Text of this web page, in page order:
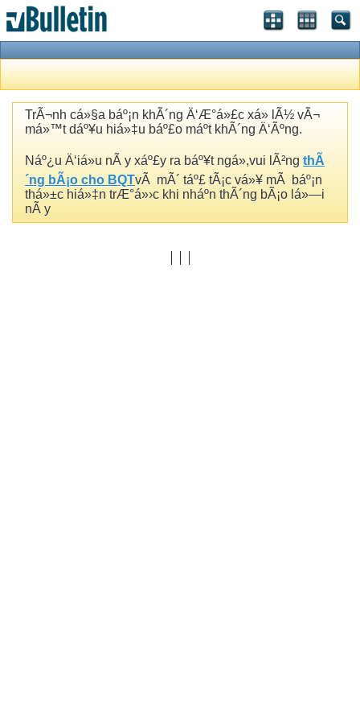
TrÃ¬nh cá»§a báº¡n khÃ´ng Ä‘Æ°á»£c xá»­ lÃ½ vÃ¬
má»™t dáº¥u hiá»‡u báº£o máº­t khÃ´ng Ä‘Ãºng.
Náº¿u Ä‘iá»u nÃ y xáº£y ra báº¥t ngá»,vui lÃ²ng thÃ
´ng bÃ¡o cho BQTvÃ mÃ´ táº£ tÃ¡c vá»¥ mÃ báº¡n
thá»±c hiá»‡n trÆ°á»›c khi nháº­n thÃ´ng bÃ¡o lá»—i
nÃ y